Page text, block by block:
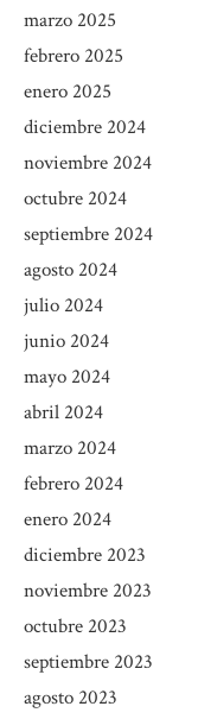
marzo 2025
febrero 2025
enero 2025
diciembre 2024
noviembre 2024
octubre 2024
septiembre 2024
agosto 2024
julio 2024
junio 2024
mayo 2024
abril 2024
marzo 2024
febrero 2024
enero 2024
diciembre 2023
noviembre 2023
octubre 2023
septiembre 2023
agosto 2023